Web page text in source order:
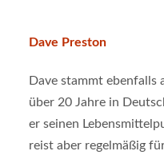
Dave Preston
Dave stammt ebenfalls
über 20 Jahre in
er seinen
reist aber regelmäßig